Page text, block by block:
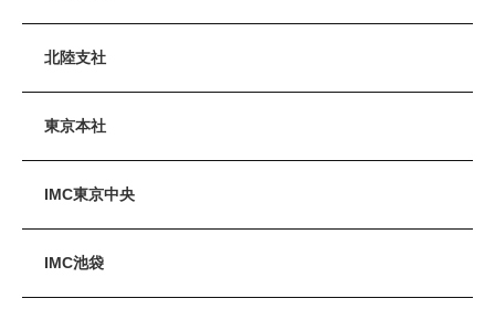
北陸支社
東京本社
IMC東京中央
IMC池袋